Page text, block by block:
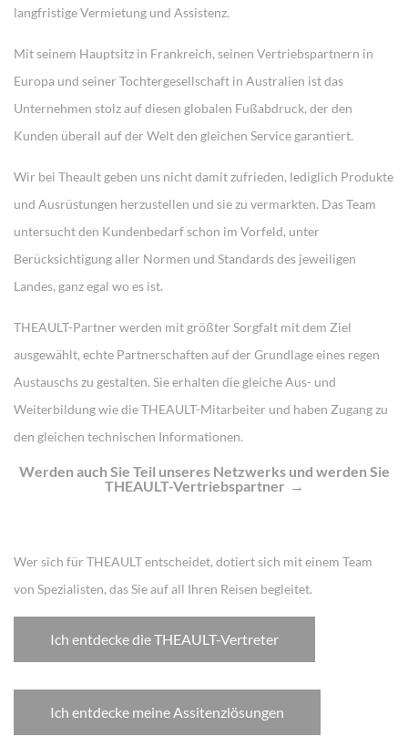
langfristige Vermietung und Assistenz.
Mit seinem Hauptsitz in Frankreich, seinen Vertriebspartnern in
Europa und seiner Tochtergesellschaft in Australien ist das
Unternehmen stolz auf diesen globalen Fußabdruck, der den
Kunden überall auf der Welt den gleichen Service garantiert.
Wir bei Theault geben uns nicht damit zufrieden, lediglich Produkte
und Ausrüstungen herzustellen und sie zu vermarkten. Das Team
untersucht den Kundenbedarf schon im Vorfeld, unter
Berücksichtigung aller Normen und Standards des jeweiligen
Landes, ganz egal wo es ist.
THEAULT-Partner werden mit größter Sorgfalt mit dem Ziel
ausgewählt, echte Partnerschaften auf der Grundlage eines regen
Austauschs zu gestalten. Sie erhalten die gleiche Aus- und
Weiterbildung wie die THEAULT-Mitarbeiter und haben Zugang zu
den gleichen technischen Informationen.
Werden auch Sie Teil unseres Netzwerks und werden Sie
THEAULT-Vertriebspartner
Wer sich für THEAULT entscheidet, dotiert sich mit einem Team
von Spezialisten, das Sie auf all Ihren Reisen begleitet.
Ich entdecke die THEAULT-Vertreter
Ich entdecke meine Assitenzlösungen